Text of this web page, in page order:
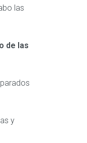
las
de las
y